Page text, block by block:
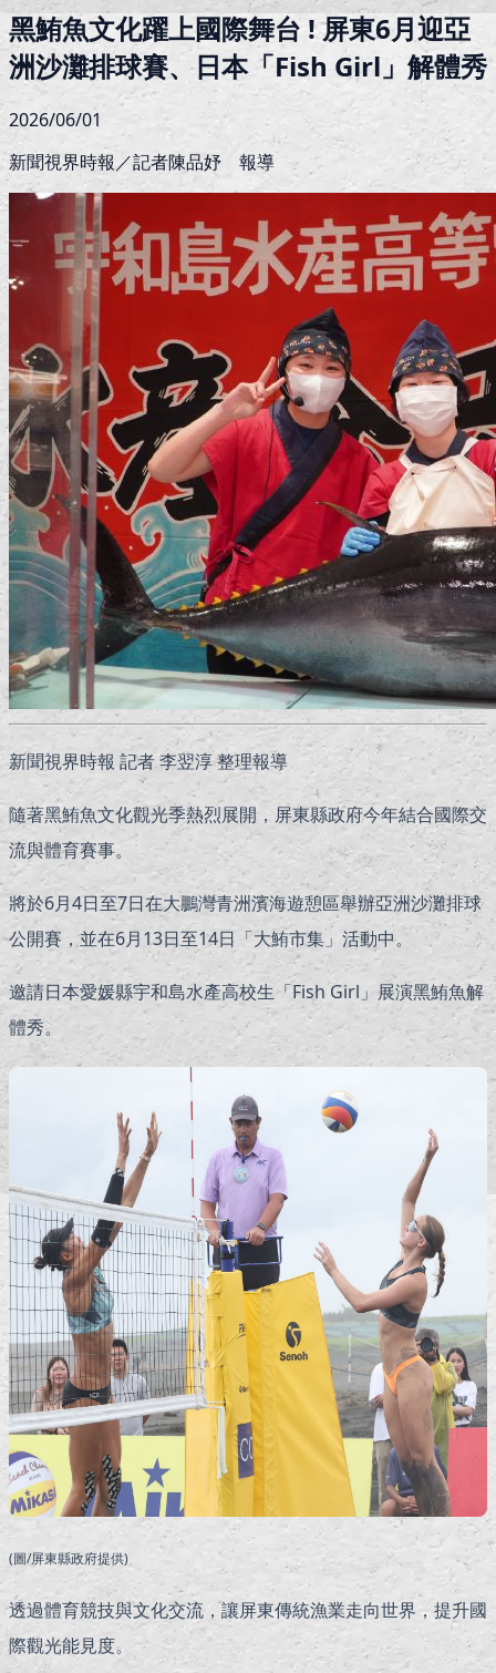
黑鮪魚文化躍上國際舞台 ! 屏東6月迎亞
洲沙灘排球賽、日本「Fish Girl」解體秀
2026/06/01
新聞視界時報／記者陳品妤 報導
新聞視界時報 記者 李翌淳 整理報導
隨著黑鮪魚文化觀光季熱烈展開，屏東縣政府今年結合國際交
流與體育賽事。
將於6月4日至7日在大鵬灣青洲濱海遊憩區舉辦亞洲沙灘排球
公開賽，並在6月13日至14日「大鮪市集」活動中。
邀請日本愛媛縣宇和島水產高校生「Fish Girl」展演黑鮪魚解
體秀。
(圖/屏東縣政府提供)
透過體育競技與文化交流，讓屏東傳統漁業走向世界，提升國
際觀光能見度。